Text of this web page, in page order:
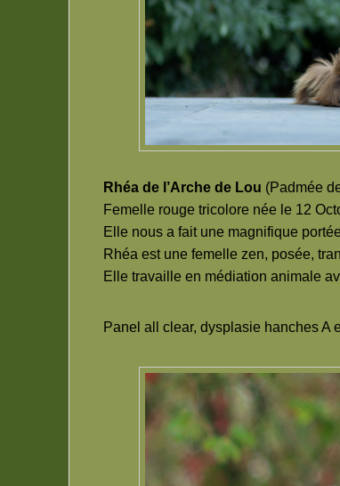
Rhéa de l’Arche de Lou (Padmée
Femelle rouge tricolore née le 12
Elle nous a fait une magnifique
Rhéa est une femelle zen, posée,
Elle travaille en médiation animale
Panel all clear, dysplasie hanches A